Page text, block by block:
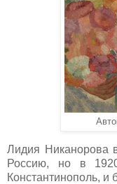
Лидия Никанорова
Россию, но в
Константинополь,